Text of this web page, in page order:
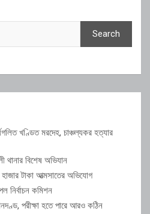
Search
খণ্ডিত মরদেহ, চাঞ্চল্যকর হত্যার
থানার বিশেষ অভিযান
টাকা আত্মসাতের অভিযোগ
নির্বাচন কমিশন
পরীক্ষা হতে পারে আরও কঠিন